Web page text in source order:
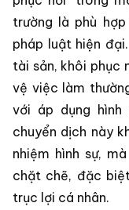
trường là phù
pháp luật hiện
tài sản, khôi phục
vệ việc làm
với áp dụng hình
chuyển dịch này
nhiệm hình sự,
chặt chẽ, đặc
trục lợi cá nhân.